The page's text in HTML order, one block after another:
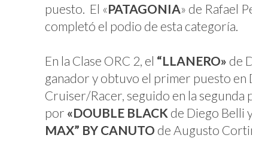
puesto. El «PATAGONIA» de Rafael
completó el podio de esta categoría.
En la Clase ORC 2, el “LLANERO» de
ganador y obtuvo el primer puesto en
Cruiser/Racer, seguido en la segunda
por «DOUBLE BLACK de Diego Belli y el
MAX” BY CANUTO de Augusto Cortina